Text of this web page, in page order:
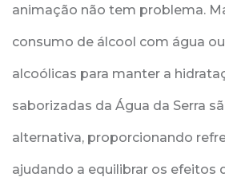
animação não tem problema.
consumo de álcool com água
alcoólicas para manter a
saborizadas da Água da Serra
alternativa, proporcionando
ajudando a equilibrar os efeitos